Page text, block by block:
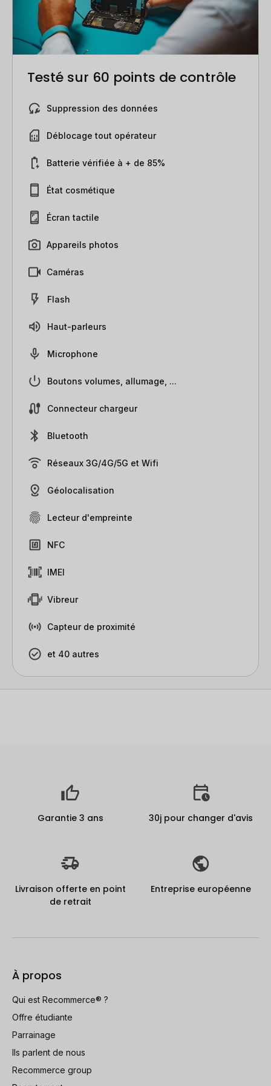
Testé sur 60 points de contrôle
Suppression des données
Déblocage tout opérateur
Batterie vérifiée à + de 85%
État cosmétique
Écran tactile
Appareils photos
Caméras
Flash
Haut-parleurs
Microphone
Boutons volumes, allumage, ...
Connecteur chargeur
Bluetooth
Réseaux 3G/4G/5G et Wifi
Géolocalisation
Lecteur d'empreinte
NFC
IMEI
Vibreur
Capteur de proximité
et 40 autres
Garantie 3 ans 30j pour changer d'avis
Livraison offerte en point
de retrait
Entreprise européenne
À propos
Qui est Recommerce® ?
Offre étudiante
Parrainage
Ils parlent de nous
Recommerce group